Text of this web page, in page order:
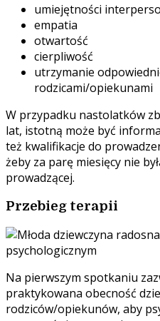
umiejętności
empatia
otwartość
cierpliwość
utrzymanie
rodzicami/opiekunami
W przypadku nastolatków
lat, istotną może być
też kwalifikacje do
żeby za parę miesięcy nie
prowadzącej.
Przebieg terapii
Na pierwszym spotkaniu
praktykowana obecność
rodziców/opiekunów, aby